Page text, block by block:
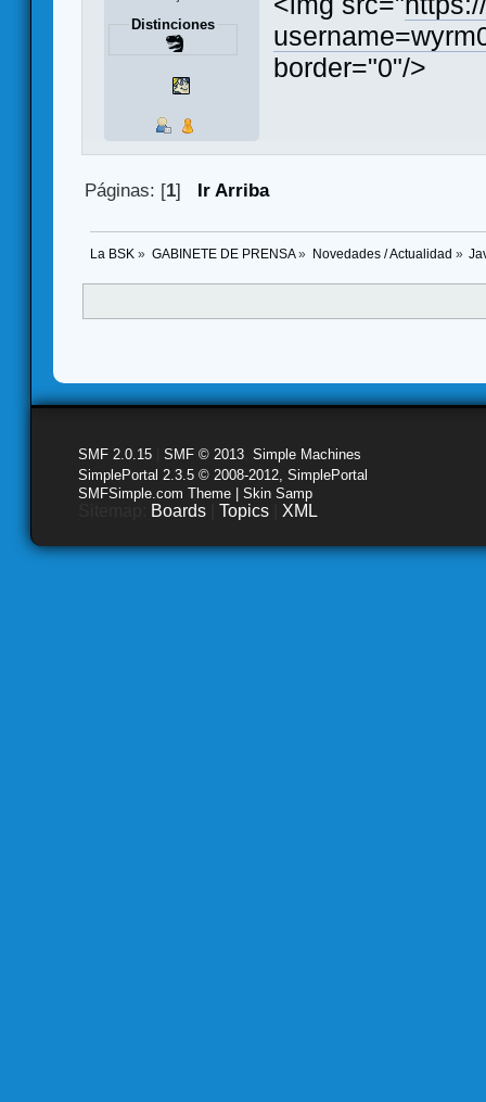
Distinciones
border="0"/>
Páginas: [1] Ir Arriba
La BSK » GABINETE DE PRENSA» Novedades / Actualidad »
SMF 2.0.15 SMF © 2013 Simple Machines
SimplePortal 2.3.5 © 2008-2012, SimplePortal
SMFSimple.com Theme | Skin Samp
Boards Topics XML